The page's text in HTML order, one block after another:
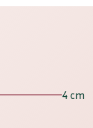
4 cm